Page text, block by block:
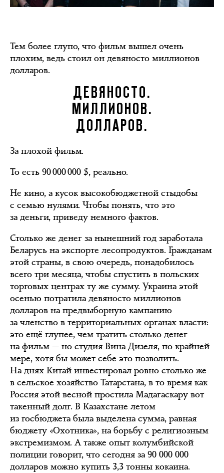
Тем более глупо, что фильм вышел очень
плохим, ведь стоил он девяносто миллионов
долларов.
ДЕВЯНОСТО.
МИЛЛИОНОВ.
ДОЛЛАРОВ.
За плохой фильм.
То есть 90 000 000 $, реально.
Не кино, а кусок высокобюджетной стыдобы
с семью нулями. Чтобы понять, что это
за деньги, приведу немного фактов.
Столько же денег за нынешний год заработала
Беларусь на экспорте лесопродуктов. Гражданам
этой страны, в свою очередь, понадобилось
всего три месяца, чтобы спустить в польских
торговых центрах ту же сумму. Украина этой
осенью потратила девяносто миллионов
долларов на предвыборную кампанию
за членство в территориальных органах власти:
это ещё глупее, чем тратить столько денег
на фильм — но студия Вина Дизеля, по крайней
мере, хотя бы может себе это позволить.
На днях Китай инвестировал ровно столько же
в сельское хозяйство Татарстана, в то время как
Россия этой весной простила Мадагаскару вот
такенный долг. В Казахстане летом
из госбюджета была выделена сумма, равная
бюджету «Охотника», на борьбу с религиозным
экстремизмом. А также опыт колумбийской
полиции говорит, что сегодня за 90 000 000
долларов можно купить 3,3 тонны кокаина.